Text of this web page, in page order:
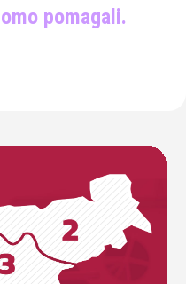
pomagali.